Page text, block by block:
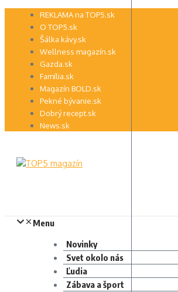
Preskočiť REKLAMA na TOP5.sk
O TOP5.sk
Šálka kávy.sk
Wellness magazín.sk
Gazda.sk
Família.sk
Magazín BOLD.sk
Pekné bývanie.sk
Dobrý recept.sk
News.sk
Menu
Novinky
Svet okolo nás
Ľudia
Zábava a šport